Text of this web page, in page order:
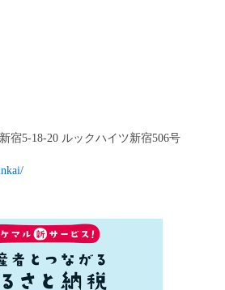
宿5-18-20 ルックハイツ新宿506号